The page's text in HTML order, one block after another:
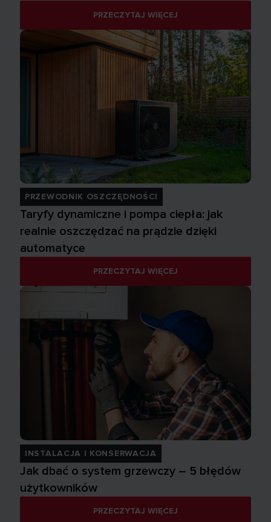
PRZECZYTAJ WIĘCEJ
PRZEWODNIK OSZCZĘDNOŚCI
Taryfy dynamiczne i pompa ciepła: jak
realnie oszczędzać na prądzie dzięki
automatyce
PRZECZYTAJ WIĘCEJ
INSTALACJA I KONSERWACJA
Jak dbać o system grzewczy – 5 błędów
użytkowników
PRZECZYTAJ WIĘCEJ